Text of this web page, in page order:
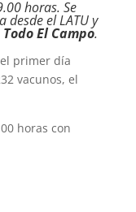
horas. Se
el LATU y
Todo El Campo.
primer día
vacunos, el
horas con